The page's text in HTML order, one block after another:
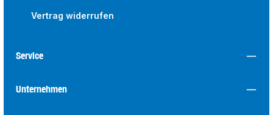
Vertrag widerrufen
Service
Unternehmen